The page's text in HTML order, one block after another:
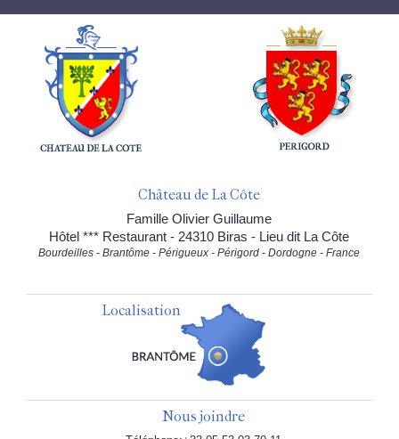
Château de La Côte
Famille Olivier Guillaume
Hôtel *** Restaurant - 24310 Biras - Lieu dit La Côte
Bourdeilles - Brantôme - Périgueux - Périgord - Dordogne - France
Localisation
Nous joindre